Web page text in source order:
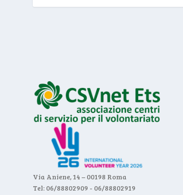
Via Aniene, 14 – 00198 Roma
Tel: 06/88802909 - 06/88802919